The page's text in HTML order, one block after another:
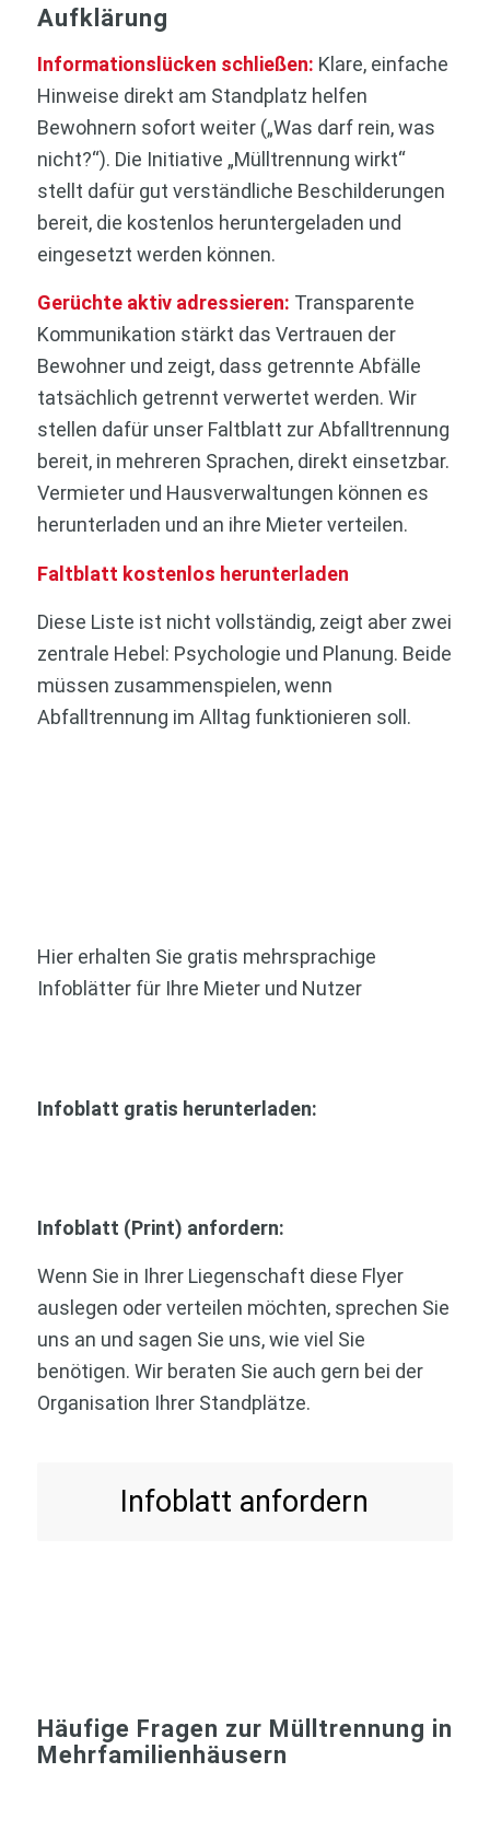
Aufklärung
Informationslücken schließen: Klare, einfache
Hinweise direkt am Standplatz helfen
Bewohnern sofort weiter („Was darf rein, was
nicht?“). Die Initiative „Mülltrennung wirkt“
stellt dafür gut verständliche Beschilderungen
bereit, die kostenlos heruntergeladen und
eingesetzt werden können.
Gerüchte aktiv adressieren: Transparente
Kommunikation stärkt das Vertrauen der
Bewohner und zeigt, dass getrennte Abfälle
tatsächlich getrennt verwertet werden. Wir
stellen dafür unser Faltblatt zur Abfalltrennung
bereit, in mehreren Sprachen, direkt einsetzbar.
Vermieter und Hausverwaltungen können es
herunterladen und an ihre Mieter verteilen.
Faltblatt kostenlos herunterladen
Diese Liste ist nicht vollständig, zeigt aber zwei
zentrale Hebel: Psychologie und Planung. Beide
müssen zusammenspielen, wenn
Abfalltrennung im Alltag funktionieren soll.
Hier erhalten Sie gratis mehrsprachige
Infoblätter für Ihre Mieter und Nutzer
Infoblatt gratis herunterladen:
Infoblatt (Print) anfordern:
Wenn Sie in Ihrer Liegenschaft diese Flyer
auslegen oder verteilen möchten, sprechen Sie
uns an und sagen Sie uns, wie viel Sie
benötigen. Wir beraten Sie auch gern bei der
Organisation Ihrer Standplätze.
Infoblatt anfordern
Häufige Fragen zur Mülltrennung in
Mehrfamilienhäusern